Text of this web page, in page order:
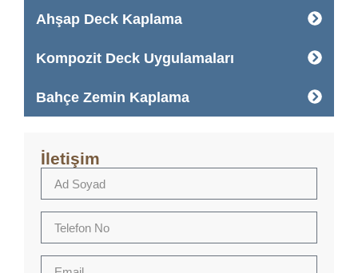
Ahşap Deck Kaplama
Kompozit Deck Uygulamaları
Bahçe Zemin Kaplama
İletişim